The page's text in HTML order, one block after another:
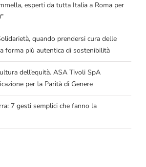
esperti da tutta Italia a Roma per
quando prendersi cura delle
forma più autentica di sostenibilità
dell’equità. ASA Tivoli SpA
per la Parità di Genere
7 gesti semplici che fanno la